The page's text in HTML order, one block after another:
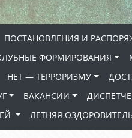
ПОСТАНОВЛЕНИЯ И
ФОРМИРОВАНИЯ
НЕТ — ТЕРРОРИЗМУ
ВАКАНСИИ
ЛЕТНЯЯ